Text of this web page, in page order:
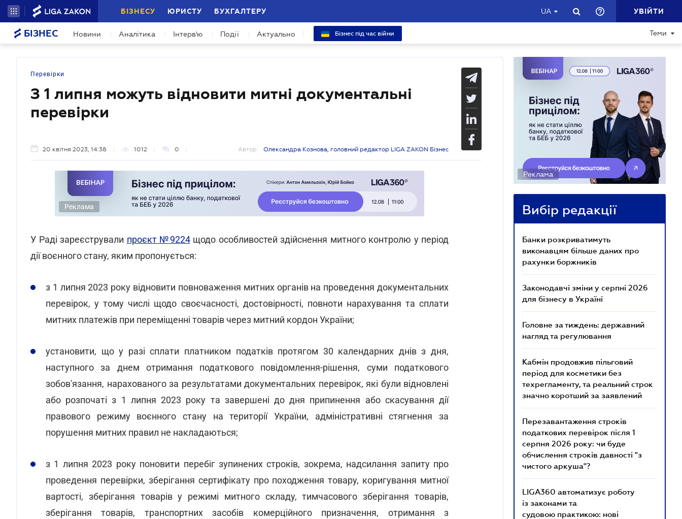
БІЗНЕСУ ЮРИСТУ БУХГАЛТЕРУ UA УВІЙТИ
БІЗНЕС Новини Аналітика Інтерв'ю Події Актуально Бізнес під час війни Теми
Перевірки
З 1 липня можуть відновити митні документальні
перевірки
20 квітня 2023, 14:38 1012 0 Автор: Олександра Кознова, головний редактор LIGA ZAKON Бізнес
Реклама
У Раді зареєстрували проєкт №9224щодо особливостей здійснення митного контролю у період
дії воєнного стану, яким пропонується:
з 1 липня 2023 року відновити повноваження митних органів на проведення документальних
перевірок, у тому числі щодо своєчасності, достовірності, повноти нарахування та сплати
митних платежів при переміщенні товарів через митний кордон України;
установити, що у разі сплати платником податків протягом 30 календарних днів з дня,
наступного за днем отримання податкового повідомлення-рішення, суми податкового
зобов'язання, нарахованого за результатами документальних перевірок, які були відновлені
або розпочаті з 1 липня 2023 року та завершені до дня припинення або скасування дії
правового режиму воєнного стану на території України, адміністративні стягнення за
порушення митних правил не накладаються;
з 1 липня 2023 року поновити перебіг зупинених строків, зокрема, надсилання запиту про
проведення перевірки, зберігання сертифікату про походження товару, коригування митної
вартості, зберігання товарів у режимі митного складу, тимчасового зберігання товарів,
зберігання товарів, транспортних засобів комерційного призначення, отримання з
Реклама
Вибір редакції
Банки розкриватимуть
виконавцям більше даних про
рахунки боржників
Законодавчі зміни у серпні 2026
для бізнесу в Україні
Головне за тиждень: державний
нагляд та регулювання
Кабмін продовжив пільговий
період для косметики без
техрегламенту, та реальний строк
значно коротший за заявлений
Перезавантаження строків
податкових перевірок після 1
серпня 2026 року: чи буде
обчислення строків давності "з
чистого аркуша"?
LIGA360 автоматизує роботу
із законами та
судовою практикою: нові